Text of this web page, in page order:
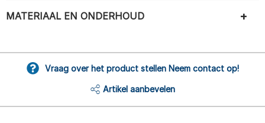
MATERIAAL EN ONDERHOUD
Vraag over het product stellen Neem contact op!
Artikel aanbevelen